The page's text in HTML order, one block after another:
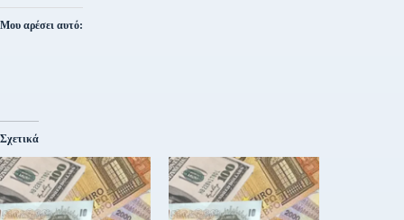
Μου αρέσει αυτό:
Σχετικά